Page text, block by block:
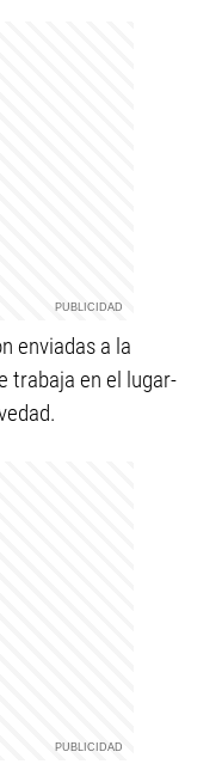
enviadas a la
trabaja en el lugar-